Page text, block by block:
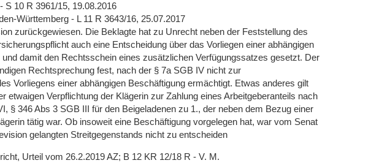
S 10 R 3961/15, 19.08.2016
Württemberg - L 11 R 3643/16, 25.07.2017
zurückgewiesen. Die Beklagte hat zu Unrecht neben der Feststellung des
auch eine Entscheidung über das Vorliegen einer abhängigen
damit den Rechtsschein eines zusätzlichen Verfügungssatzes gesetzt. Der
Rechtsprechung fest, nach der § 7a SGB IV nicht zur
Vorliegens einer abhängigen Beschäftigung ermächtigt. Etwas anderes gilt
etwaigen Verpflichtung der Klägerin zur Zahlung eines Arbeitgeberanteils nach
§ 346 Abs 3 SGB III für den Beigeladenen zu 1., der neben dem Bezug einer
tätig war. Ob insoweit eine Beschäftigung vorgelegen hat, war vom Senat
gelangten Streitgegenstands nicht zu entscheiden
Urteil vom 26.2.2019 AZ; B 12 KR 12/18 R - V. M.